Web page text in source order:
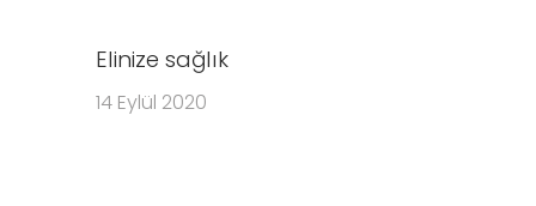
Elinize sağlık
14 Eylül 2020